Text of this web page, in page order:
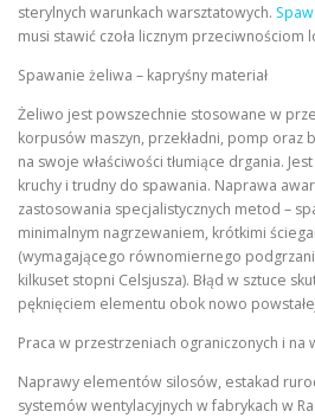
sterylnych warunkach warsztatowych.
musi stawić czoła licznym przeciwnościom
Spawanie żeliwa – kapryśny materiał
Żeliwo jest powszechnie stosowane w
korpusów maszyn, przekładni, pomp oraz
na swoje właściwości tłumiące drgania.
kruchy i trudny do spawania. Naprawa
zastosowania specjalistycznych metod –
minimalnym nagrzewaniem, krótkimi
(wymagającego równomiernego
kilkuset stopni Celsjusza). Błąd w sztuce
pęknięciem elementu obok nowo
Praca w przestrzeniach ograniczonych i na
Naprawy elementów silosów, estakad
systemów wentylacyjnych w fabrykach w